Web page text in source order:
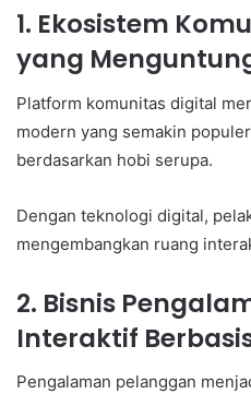
1. Ekosistem
yang
Platform komunitas digital
modern yang semakin
berdasarkan hobi serupa.
Dengan teknologi digital,
mengembangkan ruang
2. Bisnis
Interaktif
Pengalaman pelanggan